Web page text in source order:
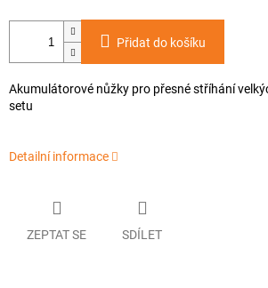
Přidat do košíku
Akumulátorové nůžky pro přesné stříhání
setu
Detailní informace
ZEPTAT SE SDÍLET